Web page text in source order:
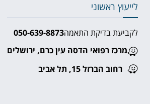
לייעוץ ראשוני
לקביעת בדיקת התאמה050-639-8873⁩
מרכז רפואי הדסה עין כרם, ירושלים
רחוב הברזל 15, תל אביב